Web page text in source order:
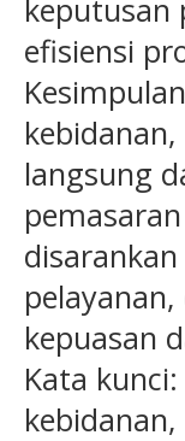
keputusan
efisiensi
langsung
kepuasan
Kata